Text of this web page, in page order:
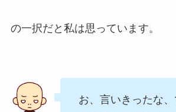
の一択だと私は思っています。
お、言いきったな、